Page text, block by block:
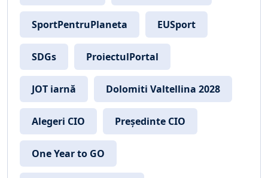
SportPentruPlaneta EUSport
SDGs ProiectulPortal
JOT iarnă Dolomiti Valtellina 2028
Alegeri CIO Președinte CIO
One Year to GO